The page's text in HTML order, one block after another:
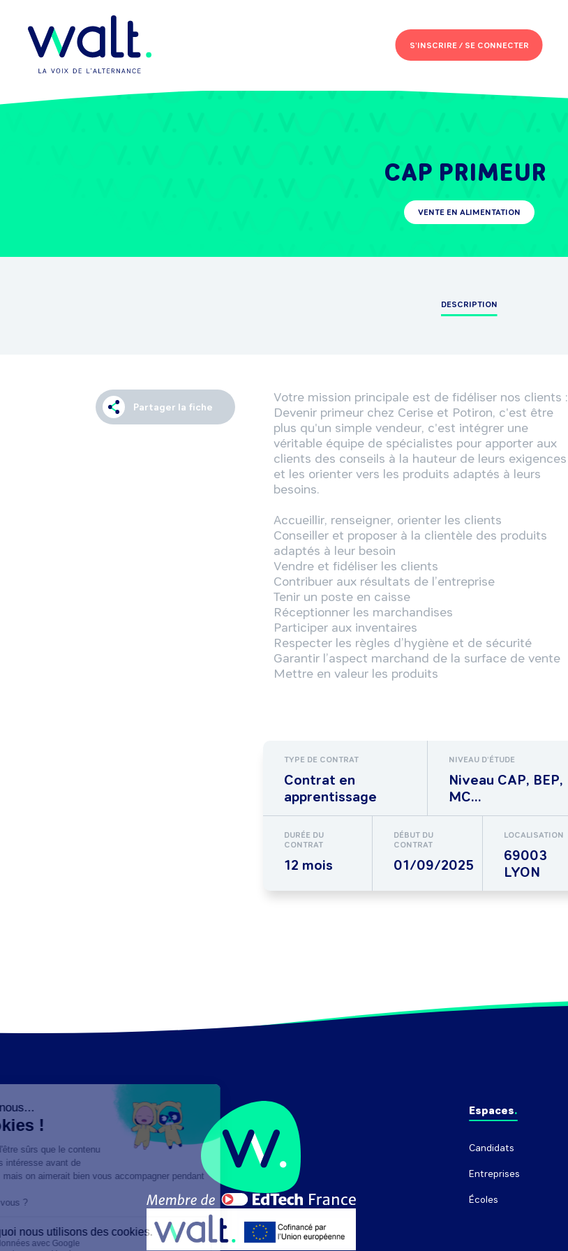
S'INSCRIRE /SE CONNECTER
CAP PRIMEUR
VENTE EN ALIMENTATION
DESCRIPTION
Partager la fiche
Votre mission principale est de fidéliser nos clients :
Devenir primeur chez Cerise et Potiron, c'est être
plus qu'un simple vendeur, c'est intégrer une
véritable équipe de spécialistes pour apporter aux
clients des conseils à la hauteur de leurs exigences
et les orienter vers les produits adaptés à leurs
besoins.
Accueillir, renseigner, orienter les clients
Conseiller et proposer à la clientèle des produits
adaptés à leur besoin
Vendre et fidéliser les clients
Contribuer aux résultats de l’entreprise
Tenir un poste en caisse
Réceptionner les marchandises
Participer aux inventaires
Respecter les règles d’hygiène et de sécurité
Garantir l’aspect marchand de la surface de vente
TYPE DE CONTRAT
Contrat en
apprentissage
NIVEAU D'ÉTUDE
Niveau CAP, BEP,
MC...
DURÉE DU
CONTRAT
12 mois
DÉBUT DU
CONTRAT
01/09/2025
LOCALISATION
69003
LYON
Espaces
Candidats
Entreprises
Écoles